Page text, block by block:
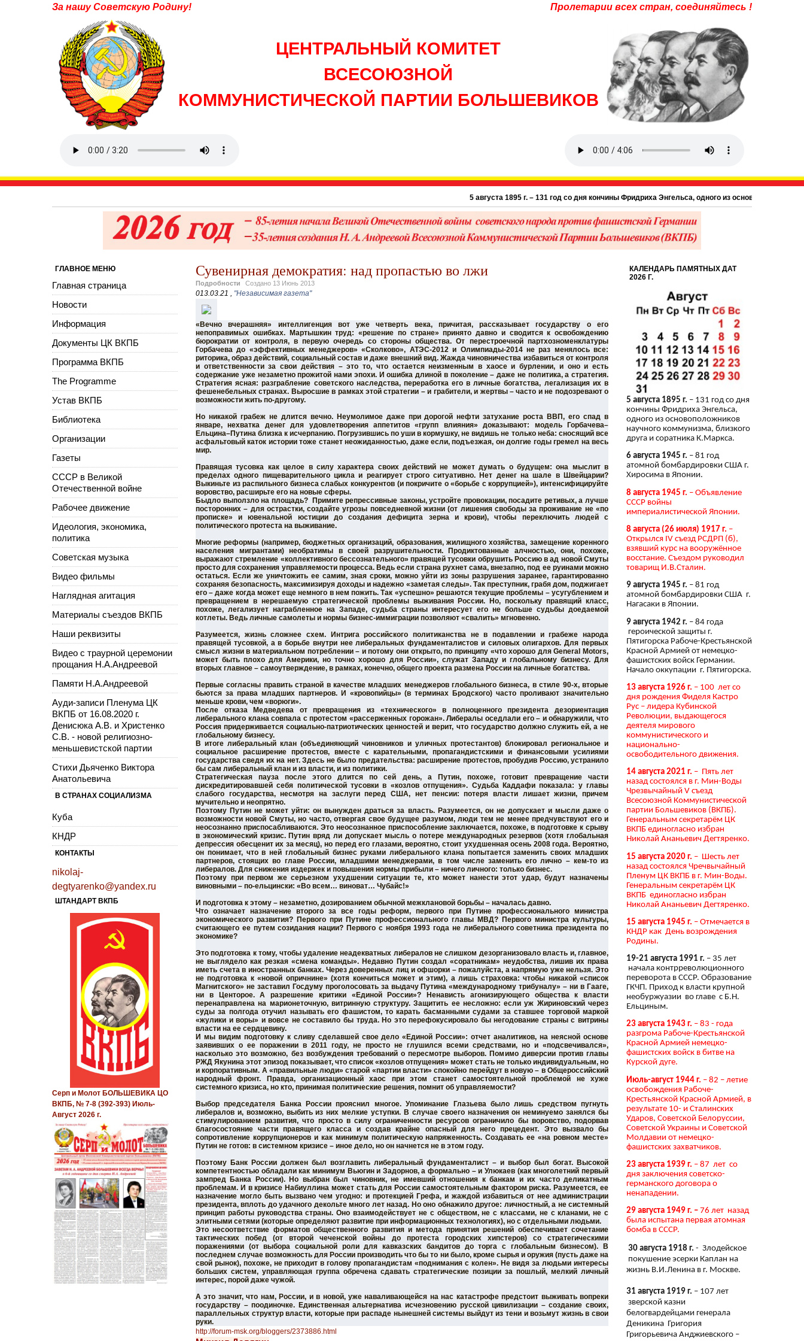
За нашу Советскую Родину! Пролетарии всех стран, соединяйтесь !
ЦЕНТРАЛЬНЫЙ КОМИТЕТ
ВСЕСОЮЗНОЙ
КОММУНИСТИЧЕСКОЙ ПАРТИИ БОЛЬШЕВИКОВ
5 августа 1895 г. – 131 год со дня кончины Фридриха Энгельса, одного из основоположников
Сувенирная демократия: над пропастью во лжи
Подробности Создано 13 Июнь 2013
013.03.21 , "Независимая газета"
«Вечно вчерашняя» интеллигенция вот уже четверть века, причитая, рассказывает государству о его
непоправимых ошибках. Мартышкин труд: «решение по стране» принято давно и сводится к освобождению
бюрократии от контроля, в первую очередь со стороны общества. От перестроечной партхозноменклатуры
Горбачева до «эффективных менеджеров» «Сколково», АТЭС-2012 и Олимпиады-2014 не раз менялось все:
риторика, образ действий, социальный состав и даже внешний вид. Жажда чиновничества избавиться от контроля
и ответственности за свои действия – это то, что остается неизменным в хаосе и бурлении, и оно и есть
содержание уже незаметно прожитой нами эпохи. И ошибка длиной в поколение – даже не политика, а стратегия.
Стратегия ясная: разграбление советского наследства, переработка его в личные богатства, легализация их в
фешенебельных странах. Выросшие в рамках этой стратегии – и грабители, и жертвы – часто и не подозревают о
возможности жить по-другому.
Но никакой грабеж не длится вечно. Неумолимое даже при дорогой нефти затухание роста ВВП, его спад в
январе, нехватка денег для удовлетворения аппетитов «групп влияния» доказывают: модель Горбачева–
Ельцина–Путина близка к исчерпанию. Погрузившись по уши в кормушку, не видишь не только неба: сносящий все
асфальтовый каток истории тоже станет неожиданностью, даже если, подъезжая, он долгие годы гремел на весь
мир.
Правящая тусовка как целое в силу характера своих действий не может думать о будущем: она мыслит в
пределах одного пищеварительного цикла и реагирует строго ситуативно. Нет денег на шале в Швейцарии?
Выкиньте из распильного бизнеса слабых конкурентов (и покричите о «борьбе с коррупцией»), интенсифицируйте
воровство, расширьте его на новые сферы.
Быдло выползло на площадь? Примите репрессивные законы, устройте провокации, посадите ретивых, а лучше
посторонних – для острастки, создайте угрозы повседневной жизни (от лишения свободы за проживание не «по
прописке» и ювенальной юстиции до создания дефицита зерна и крови), чтобы переключить людей с
политического протеста на выживание.
Многие реформы (например, бюджетных организаций, образования, жилищного хозяйства, замещение коренного
населения мигрантами) необратимы в своей разрушительности. Продиктованные алчностью, они, похоже,
выражают стремление «коллективного бессознательного» правящей тусовки обрушить Россию в ад новой Смуты
просто для сохранения управляемости процесса. Ведь если страна рухнет сама, внезапно, под ее руинами можно
остаться. Если же уничтожить ее самим, зная сроки, можно уйти из зоны разрушения заранее, гарантированно
сохраняя безопасность, максимизируя доходы и надежно «заметая следы». Так преступник, грабя дом, поджигает
его – даже когда может еще немного в нем пожить. Так «успешно» решаются текущие проблемы – усугублением и
превращением в нерешаемую стратегической проблемы выживания России. Но, поскольку правящий класс,
похоже, легализует награбленное на Западе, судьба страны интересует его не больше судьбы доедаемой
котлеты. Ведь личные самолеты и нормы бизнес-иммиграции позволяют «свалить» мгновенно.
Разумеется, жизнь сложнее схем. Интрига российского политиканства не в подавлении и грабеже народа
правящей тусовкой, а в борьбе внутри нее либеральных фундаменталистов и силовых олигархов. Для первых
смысл жизни в материальном потреблении – и потому они открыто, по принципу «что хорошо для General Motors,
может быть плохо для Америки, но точно хорошо для России», служат Западу и глобальному бизнесу. Для
вторых главное – самоутверждение, в рамках, конечно, общего проекта размена России на личные богатства.
Первые согласны править страной в качестве младших менеджеров глобального бизнеса, в стиле 90-х, вторые
бьются за права младших партнеров. И «кровопийцы» (в терминах Бродского) часто проливают значительно
меньше крови, чем «ворюги».
После отказа Медведева от превращения из «технического» в полноценного президента дезориентация
либерального клана совпала с протестом «рассерженных горожан». Либералы оседлали его – и обнаружили, что
Россия придерживается социально-патриотических ценностей и верит, что государство должно служить ей, а не
глобальному бизнесу.
В итоге либеральный клан (объединяющий чиновников и уличных протестантов) блокировал региональное и
социальное расширение протестов, вместе с карательными, пропагандистскими и финансовыми усилиями
государства сведя их на нет. Здесь не было предательства: расширение протестов, пробудив Россию, устранило
бы сам либеральный клан и из власти, и из политики.
Стратегическая пауза после этого длится по сей день, а Путин, похоже, готовит превращение части
дискредитировавшей себя политической тусовки в «козлов отпущения». Судьба Каддафи показала: у главы
слабого государства, несмотря на заслуги перед США, нет пенсии: потеря власти лишает жизни, причем
мучительно и неопрятно.
Поэтому Путин не может уйти: он вынужден драться за власть. Разумеется, он не допускает и мысли даже о
возможности новой Смуты, но часто, отвергая свое будущее разумом, люди тем не менее предчувствуют его и
неосознанно приспосабливаются. Это неосознанное приспособление заключается, похоже, в подготовке к срыву
в экономический кризис. Путин вряд ли допускает мысль о потере международных резервов (хотя глобальная
депрессия обесценит их за месяц), но перед его глазами, вероятно, стоит ухудшенная осень 2008 года. Вероятно,
он понимает, что в ней глобальный бизнес руками либерального клана попытается заменить своих младших
партнеров, стоящих во главе России, младшими менеджерами, в том числе заменить его лично – кем-то из
либералов. Для снижения издержек и повышения нормы прибыли – ничего личного: только бизнес.
Поэтому при первом же серьезном ухудшении ситуации те, кто может нанести этот удар, будут назначены
виновными – по-ельцински: «Во всем… виноват… Чубайс!»
И подготовка к этому – незаметно, дозированием обычной межклановой борьбы – началась давно.
Что означает назначение второго за все годы реформ, первого при Путине профессионального министра
экономического развития? Первого при Путине профессионального главы МВД? Первого министра культуры,
считающего ее путем созидания нации? Первого с ноября 1993 года не либерального советника президента по
экономике?
Это подготовка к тому, чтобы удаление неадекватных либералов не слишком дезорганизовало власть и, главное,
не выглядело как резкая «смена команды». Недавно Путин создал «соратникам» неудобства, лишив их права
иметь счета в иностранных банках. Через доверенных лиц и офшорки – пожалуйста, а напрямую уже нельзя. Это
не подготовка к «новой опричнине» (хотя кончиться может и этим), а лишь страховка: чтобы никакой «список
Магнитского» не заставил Госдуму проголосовать за выдачу Путина «международному трибуналу» – ни в Гааге,
ни в Центорое. А разрешение критики «Единой России»? Ненависть агонизирующего общества к власти
перенаправлена на марионеточную, витринную структуру. Защитить ее несложно: если уж Жириновский через
суды за полгода отучил называть его фашистом, то карать басманными судами за ставшее торговой маркой
«жулики и воры» и вовсе не составило бы труда. Но это перефокусировало бы негодование страны с витрины
власти на ее сердцевину.
И мы видим подготовку к сливу сделавшей свое дело «Единой России»: отчет аналитиков, на неясной основе
заявивших о ее поражении в 2011 году, не просто не глушился всеми средствами, но и «подсвечивался»,
насколько это возможно, без возбуждения требований о пересмотре выборов. Помимо диверсии против главы
РЖД Якунина этот эпизод показывает, что список «козлов отпущения» может стать не только индивидуальным, но
и корпоративным. А «правильные люди» старой «партии власти» спокойно перейдут в новую – в Общероссийский
народный фронт. Правда, организационный хаос при этом станет самостоятельной проблемой не хуже
системного кризиса, но кто, принимая политические решения, помнит об управляемости?
Выбор председателя Банка России прояснил многое. Упоминание Глазьева было лишь средством пугнуть
либералов и, возможно, выбить из них мелкие уступки. В случае своего назначения он неминуемо занялся бы
стимулированием развития, что просто в силу ограниченности ресурсов ограничило бы воровство, подорвав
благосостояние части правящего класса и создав крайне опасный для него прецедент. Это вызвало бы
сопротивление коррупционеров и как минимум политическую напряженность. Создавать ее «на ровном месте»
Путин не готов: в системном кризисе – иное дело, но он начнется не в этом году.
Поэтому Банк России должен был возглавить либеральный фундаменталист – и выбор был богат. Высокой
компетентностью обладали как минимум Вьюгин и Задорнов, а формально – и Улюкаев (как многолетний первый
зампред Банка России). Но выбран был чиновник, не имевший отношения к банкам и их часто деликатным
проблемам. И в кризисе Набиуллина может стать для России самостоятельным фактором риска. Разумеется, ее
назначение могло быть вызвано чем угодно: и протекцией Грефа, и жаждой избавиться от нее администрации
президента, вплоть до удачного декольте много лет назад. Но оно обнажило другое: личностный, а не системный
принцип работы руководства страны. Оно взаимодействует не с обществом, не с классами, не с кланами, не с
элитными сетями (которые определяют развитие при информационных технологиях), но с отдельными людьми.
Это несоответствие форматов общественного развития и метода принятия решений обеспечивает сочетание
тактических побед (от второй чеченской войны до протеста городских хипстеров) со стратегическими
поражениями (от выбора социальной роли для кавказских бандитов до торга с глобальным бизнесом). В
последнем случае возможность для России производить что бы то ни было, кроме сырья и оружия (пусть даже на
свой рынок), похоже, не приходит в голову пропагандистам «поднимания с колен». Не видя за людьми интересы
больших систем, управляющая группа обречена сдавать стратегические позиции за пошлый, мелкий личный
интерес, порой даже чужой.
А это значит, что нам, России, и в новой, уже наваливающейся на нас катастрофе предстоит выживать вопреки
государству – поодиночке. Единственная альтернатива исчезновению русской цивилизации – создание своих,
параллельных структур власти, которые при распаде нынешней системы выйдут из тени и возьмут жизнь в свои
руки.
http://forum-msk.org/bloggers/2373886.html
ГЛАВНОЕ МЕНЮ
Главная страница
Новости
Информация
Документы ЦК ВКПБ
Программа ВКПБ
The Programme
Устав ВКПБ
Библиотека
Организации
Газеты
СССР в Великой
Отечественной войне
Рабочее движение
Идеология, экономика,
политика
Советская музыка
Видео фильмы
Наглядная агитация
Материалы съездов ВКПБ
Наши реквизиты
Видео с траурной церемонии
прощания Н.А.Андреевой
Памяти Н.А.Андреевой
Ауди-записи Пленума ЦК
ВКПБ от 16.08.2020 г.
Денисюка А.В. и Христенко
С.В. - новой религиозно-
меньшевистской партии
Стихи Дьяченко Виктора
Анатольевича
В СТРАНАХ СОЦИАЛИЗМА
Куба
КНДР
КОНТАКТЫ
nikolaj-
degtyarenko@yandex.ru
ШТАНДАРТ ВКПБ
Серп и Молот БОЛЬШЕВИКА ЦО
ВКПБ, № 7-8 (392-393) Июль-
Август 2026 г.
КАЛЕНДАРЬ ПАМЯТНЫХ ДАТ
2026 Г.
5 августа 1895 г. – 131 год со дня
кончины Фридриха Энгельса,
одного из основоположников
научного коммунизма, близкого
друга и соратника К.Маркса.
6 августа 1945 г. – 81 год
атомной бомбардировки США г.
Хиросима в Японии.
8 августа 1945 г. – Объявление
СССР войны
империалистической Японии.
8 августа (26 июля) 1917 г. –
Открылся IV съезд РСДРП (б),
взявший курс на вооружённое
восстание. Съездом руководил
товарищ И.В.Сталин.
9 августа 1945 г. – 81 год
атомной бомбардировки США г.
Нагасаки в Японии.
9 августа 1942 г. – 84 года
героической защиты г.
Пятигорска Рабоче-Крестьянской
Красной Армией от немецко-
фашистских войск Германии.
Начало оккупации г. Пятигорска.
13 августа 1926 г. – 100 лет со
дня рождения Фиделя Кастро
Рус – лидера Кубинской
Революции, выдающегося
деятеля мирового
коммунистического и
национально-
освободительного движения.
14 августа 2021 г. – Пять лет
назад состоялся в г. Мин-Воды
Чрезвычайный V съезд
Всесоюзной Коммунистической
партии Большевиков (ВКПБ).
Генеральным секретарём ЦК
ВКПБ единогласно избран
Николай Ананьевич Дегтяренко.
15 августа 2020 г. – Шесть лет
назад состоялся Чречвычайный
Пленум ЦК ВКПБ в г. Мин-Воды.
Генеральным секретарём ЦК
ВКПБ единогласно избран
Николай Ананьевич Дегтяренко.
15 августа 1945 г. – Отмечается в
КНДР как День возрождения
Родины.
19-21 августа 1991 г. – 35 лет
начала контрреволюционного
переворота в СССР. Образование
ГКЧП. Приход к власти крупной
необуржуазии во главе с Б.Н.
Ельциным.
23 августа 1943 г. – 83 - года
разгрома Рабоче-Крестьянской
Красной Армией немецко-
фашистских войск в битве на
Курской дуге.
Июль-август 1944 г. – 82 – летие
освобождения Рабоче-
Крестьянской Красной Армией, в
результате 10- и Сталинских
Ударов, Советской Белоруссии,
Советской Украины и Советской
Молдавии от немецко-
фашистских захватчиков.
23 августа 1939 г. – 87 лет со
дня заключения советско-
германского договора о
ненападении.
29 августа 1949 г. – 76 лет назад
была испытана первая атомная
бомба в СССР.
30 августа 1918 г. - Злодейское
покушение эсерки Каплан на
жизнь В.И.Ленина в г. Москве.
31 августа 1919 г. – 107 лет
зверской казни
белогвардейцами генерала
Деникина Григория
Григорьевича Анджиевского –